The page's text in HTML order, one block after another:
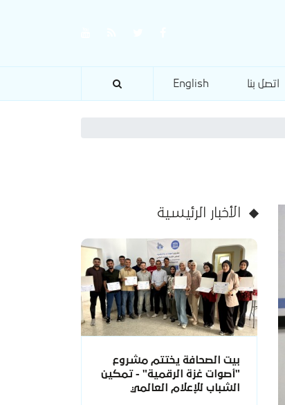
اتصل بنا English
الأخبار الرئيسية
بيت الصحافة يختتم مشروع
"أصوات غزة الرقمية" - تمكين
الشباب للإعلام العالمي